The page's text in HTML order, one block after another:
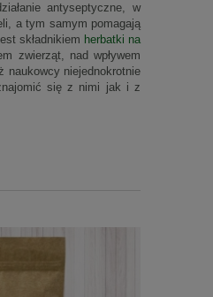
antyseptyczne, w
a tym samym pomagają
składnikiem herbatki na
zwierząt, nad wpływem
naukowcy niejednokrotnie
się z nimi jak i z